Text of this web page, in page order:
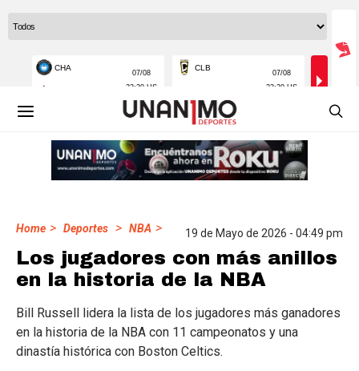
Home > Deportes > NBA > 19 de Mayo de 2026 - 04:49 pm
Los jugadores con más anillos
en la historia de la NBA
Bill Russell lidera la lista de los jugadores más ganadores
en la historia de la NBA con 11 campeonatos y una
dinastía histórica con Boston Celtics.